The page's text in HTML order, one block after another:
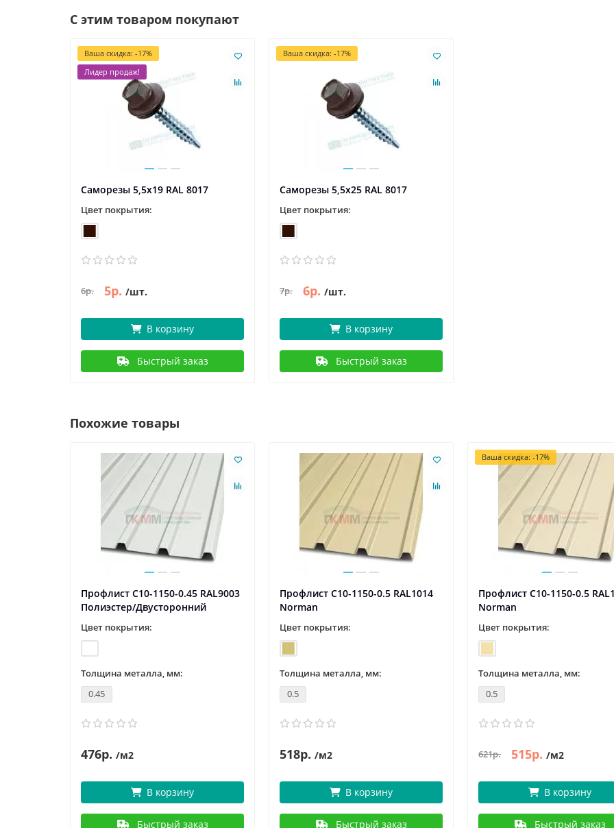
С этим товаром покупают
Ваша скидка: -17%
Лидер продаж!
Саморезы 5,5х19 RAL 8017
Цвет покрытия:
6р. 5р. /шт.
В корзину
Быстрый заказ
Ваша скидка: -17%
Саморезы 5,5х25 RAL 8017
Цвет покрытия:
7р. 6р. /шт.
В корзину
Быстрый заказ
Похожие товары
Профлист С10-1150-0.45 RAL9003
Полиэстер/Двусторонний
Цвет покрытия:
Толщина металла, мм:
0.45
476р. /м2
В корзину
Быстрый заказ
Профлист С10-1150-0.5 RAL1014
Norman
Цвет покрытия:
Толщина металла, мм:
0.5
518р. /м2
В корзину
Быстрый заказ
Ваша скидка: -17%
Профлист С10-1150-0.5
Norman
Цвет покрытия:
Толщина металла, мм:
0.5
621р. 515р. /м2
В корзину
Быстрый заказ